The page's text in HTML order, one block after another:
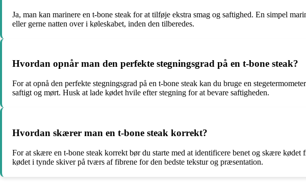
Ja, man kan marinere en t-bone steak for at tilføje ekstra smag og saftighed. En simpel
eller gerne natten over i køleskabet, inden den tilberedes.
Hvordan opnår man den perfekte stegningsgrad på en t-bone steak?
For at opnå den perfekte stegningsgrad på en t-bone steak kan du bruge en
saftigt og mørt. Husk at lade kødet hvile efter stegning for at bevare saftigheden.
Hvordan skærer man en t-bone steak korrekt?
For at skære en t-bone steak korrekt bør du starte med at identificere benet og skære
kødet i tynde skiver på tværs af fibrene for den bedste tekstur og præsentation.